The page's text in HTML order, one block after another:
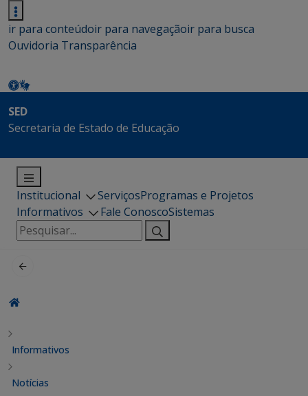
ir para conteúdoir para navegaçãoir para busca
Ouvidoria Transparência
SED
Secretaria de Estado de Educação
Institucional ServiçosProgramas e Projetos
Informativos
Fale ConoscoSistemas
Pesquisar
por:
Informativos
Notícias